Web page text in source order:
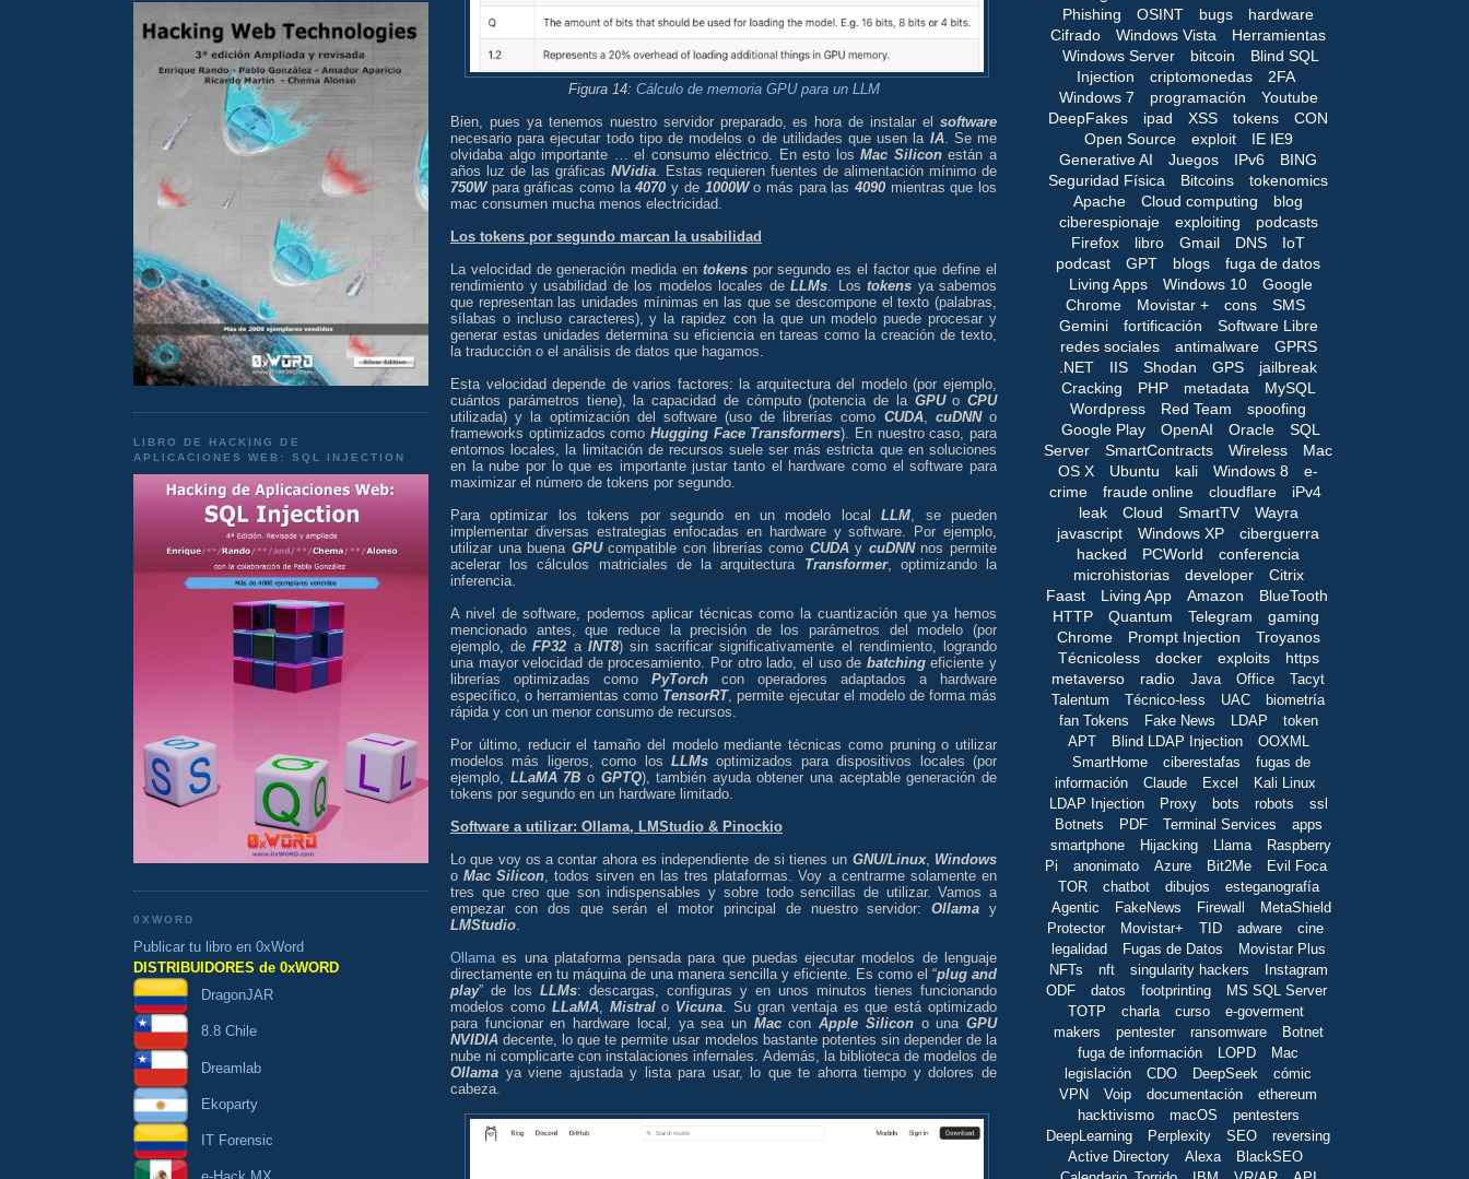
LIBRO DE HACKING DE
APLICACIONES WEB: SQL INJECTION
0XWORD
Publicar tu libro en 0xWord
DISTRIBUIDORES de 0xWORD
DragonJAR
8.8 Chile
Dreamlab
Ekoparty
IT Forensic
Figura 14: Cálculo de memoria GPU para un LLM
Bien, pues ya tenemos nuestro servidor preparado, es hora de instalar el software
necesario para ejecutar todo tipo de modelos o de utilidades que usen la IA. Se me
olvidaba algo importante … el consumo eléctrico. En esto losMac Siliconestán a
años luz de las gráficas NVidia. Estas requieren fuentes de alimentación mínimo de
750Wpara gráficas como la4070 y de 1000Wo más para las 4090mientras que los
mac consumen mucha menos electricidad.
Los tokens por segundo marcan la usabilidad
La velocidad de generación medida en tokenspor segundo es el factor que define el
rendimiento y usabilidad de los modelos locales de LLMs. Los tokens ya sabemos
que representan las unidades mínimas en las que se descompone el texto (palabras,
sílabas o incluso caracteres), y la rapidez con la que un modelo puede procesar y
generar estas unidades determina su eficiencia en tareas como la creación de texto,
la traducción o el análisis de datos que hagamos.
Esta velocidad depende de varios factores: la arquitectura del modelo (por ejemplo,
cuántos parámetros tiene), la capacidad de cómputo (potencia de la GPUo CPU
utilizada) y la optimización del software (uso de librerías como CUDA, cuDNNo
frameworks optimizados como Hugging Face Transformers). En nuestro caso, para
entornos locales, la limitación de recursos suele ser más estricta que en soluciones
en la nube por lo que es importante justar tanto el hardware como el software para
maximizar el número de tokens por segundo.
Para optimizar los tokens por segundo en un modelo localLLM, se pueden
implementar diversas estrategias enfocadas en hardware y software. Por ejemplo,
utilizar una buena GPUcompatible con librerías como CUDAy cuDNNnos permite
acelerar los cálculos matriciales de la arquitectura Transformer, optimizando la
inferencia.
A nivel de software, podemos aplicar técnicas como la cuantización que ya hemos
mencionado antes, que reduce la precisión de los parámetros del modelo (por
ejemplo, deFP32 a INT8) sin sacrificar significativamente el rendimiento, logrando
una mayor velocidad de procesamiento. Por otro lado, el uso de batchingeficiente y
librerías optimizadas como PyTorch con operadores adaptados a hardware
específico, o herramientas como TensorRT, permite ejecutar el modelo de forma más
rápida y con un menor consumo de recursos.
Por último, reducir el tamaño del modelo mediante técnicas como pruning o utilizar
modelos más ligeros, como los LLMs optimizados para dispositivos locales (por
ejemplo, LLaMA 7B o GPTQ), también ayuda obtener una aceptable generación de
tokens por segundo en un hardware limitado.
Software a utilizar: Ollama, LMStudio & Pinockio
Lo que voy os a contar ahora es independiente de si tienes un GNU/Linux, Windows
oMac Silicon, todos sirven en las tres plataformas. Voy a centrarme solamente en
tres que creo que son indispensables y sobre todo sencillas de utilizar. Vamos a
empezar con dos que serán el motor principal de nuestro servidor:Ollama y
LMStudio.
Ollama es una plataforma pensada para que puedas ejecutar modelos de lenguaje
directamente en tu máquina de una manera sencilla y eficiente. Es como el “plug and
play” de los LLMs: descargas, configuras y en unos minutos tienes funcionando
modelos como LLaMA, Mistralo Vicuna. Su gran ventaja es que está optimizado
para funcionar en hardware local, ya sea un MacconApple Silicono unaGPU
NVIDIA decente, lo que te permite usar modelos bastante potentes sin depender de la
nube ni complicarte con instalaciones infernales. Además, la biblioteca de modelos de
Ollama ya viene ajustada y lista para usar, lo que te ahorra tiempo y dolores de
cabeza.
Phishing
OSINT bugs
hardware
Cifrado
Windows Vista
Herramientas
Windows Server
bitcoin
Blind SQL
Injection
criptomonedas
2FA
Windows 7
programación
Youtube
DeepFakes
ipad XSS tokens
CON
Open Source
exploit
IE IE9
Generative AI
Juegos IPv6
BING
Seguridad Física
Bitcoins
tokenomics
Apache
Cloud computing
blog
ciberespionaje
exploiting
podcasts
Firefox
libro Gmail DNS
IoT
podcast
GPT blogs
fuga de datos
Living Apps
Windows 10
Google
Chrome
Movistar + cons
SMS
Gemini
fortificación
Software Libre
redes sociales
antimalware
GPRS
.NET
IIS Shodan GPS
jailbreak
Cracking
PHP metadata
MySQL
Wordpress
Red Team
spoofing
Google Play
OpenAI Oracle
SQL
Server
SmartContracts Wireless
Mac
OS X
Ubuntu kali Windows 8
e-
crime
fraude online cloudflare
iPv4
leak
Cloud SmartTV
Wayra
javascript
Windows XP
ciberguerra
hacked
PCWorld
conferencia
microhistorias
developer
Citrix
Faast
Living App Amazon
BlueTooth
HTTP
Quantum Telegram
gaming
Chrome
Prompt Injection
Troyanos
Técnicoless
docker exploits
https
metaverso
radio Java Office
Tacyt
Talentum
Técnico-less UAC
biometría
fan Tokens
Fake News LDAP
token
APT
Blind LDAP Injection
OOXML
SmartHome
ciberestafas
fugas de
información
Claude Excel
Kali Linux
LDAP Injection
Proxy bots robots
ssl
Botnets
PDF Terminal Services
apps
smartphone
Hijacking Llama
Raspberry
Pi
anonimato Azure Bit2Me
Evil Foca
TOR
chatbot dibujos
esteganografía
Agentic
FakeNews Firewall
MetaShield
Protector
Movistar+ TID adware
cine
legalidad
Fugas de Datos
Movistar Plus
NFTs
nft singularity hackers
Instagram
ODF
datos footprinting
MS SQL Server
TOTP
charla curso
e-goverment
makers
pentester ransomware
Botnet
fuga de información
LOPD
Mac
legislación
CDO DeepSeek
cómic
VPN
Voip documentación
ethereum
hacktivismo
macOS
pentesters
DeepLearning
Perplexity SEO
reversing
Active Directory
Alexa
BlackSEO